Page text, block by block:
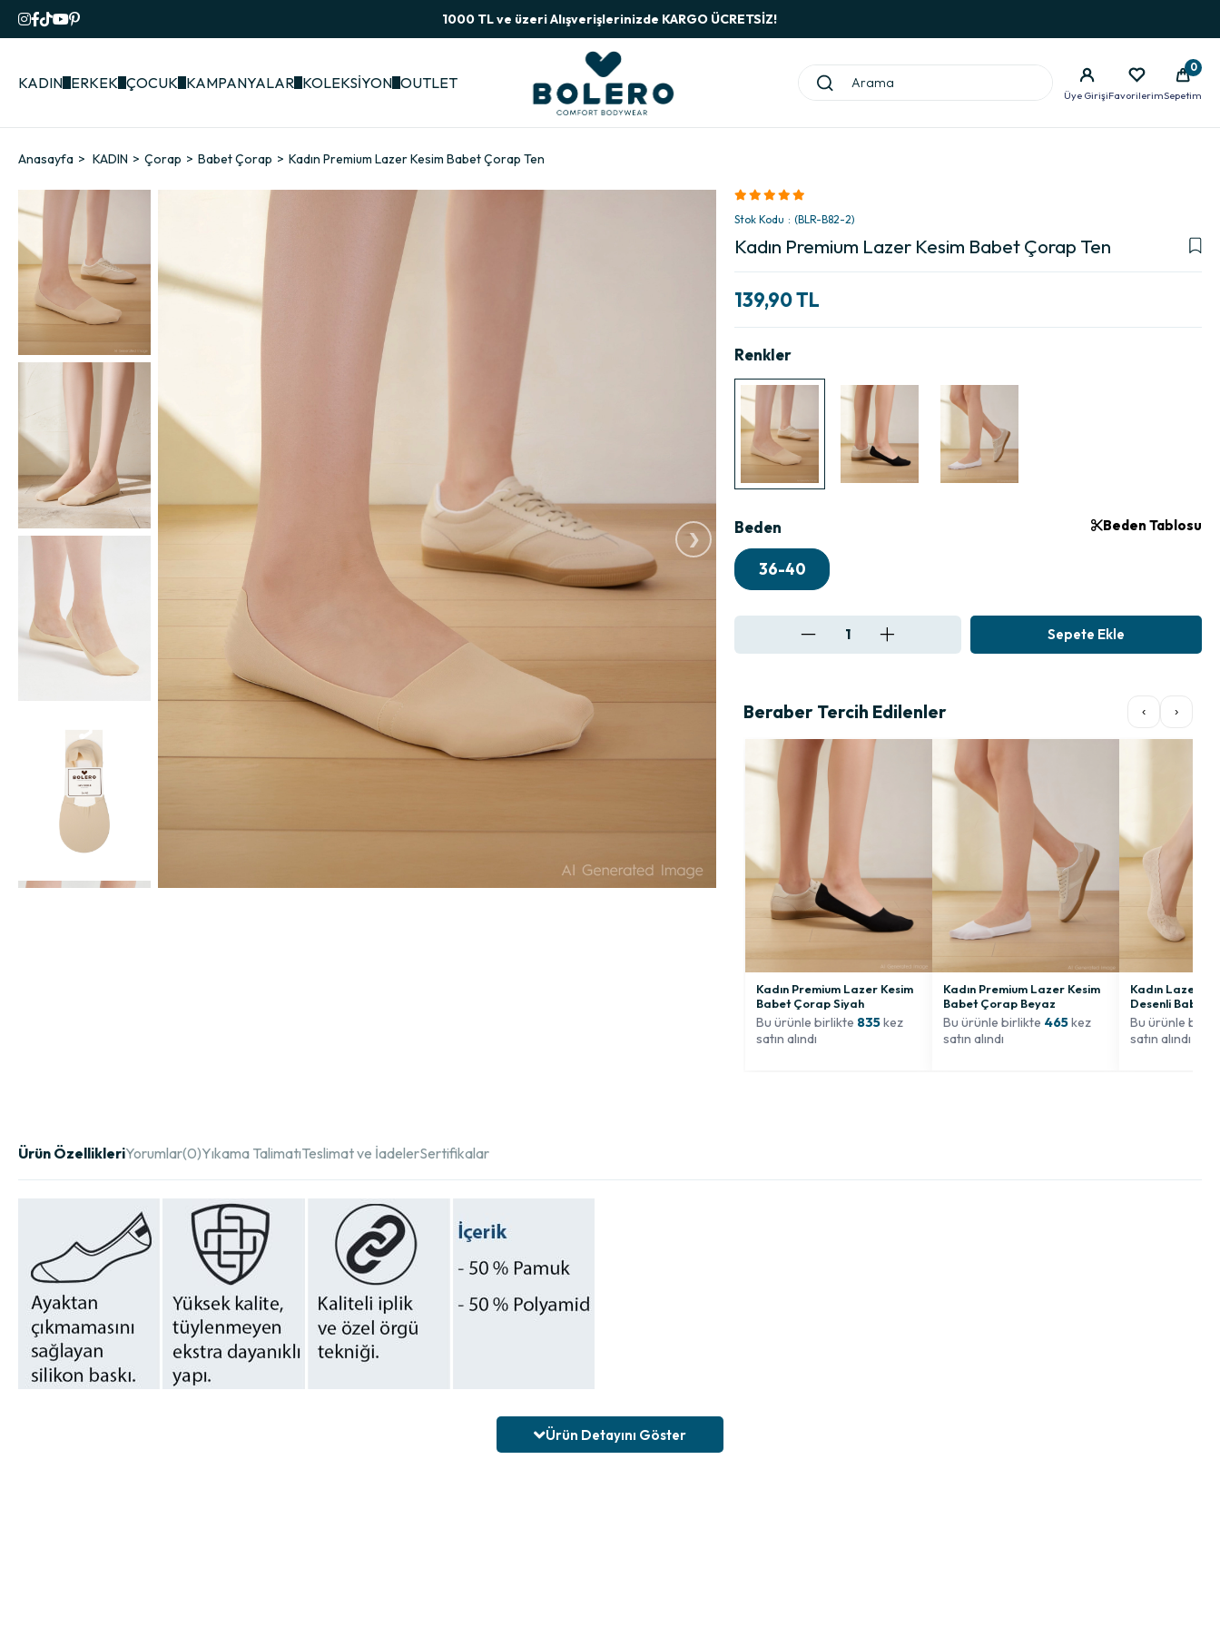
1000 TL ve üzeri Alışverişlerinizde KARGO ÜCRETSİZ!
KADIN ERKEK ÇOCUK KAMPANYALAR KOLEKSİYON OUTLET
Üye GirişiFavorilerimSepetim
0
Anasayfa KADIN Çorap Babet Çorap Kadın Premium Lazer Kesim Babet Çorap Ten
›
Stok Kodu (BLR-B82-2)
Kadın Premium Lazer Kesim Babet Çorap Ten
139,90 TL
Beden
36-40
Beden Tablosu
Beraber Tercih Edilenler ‹ ›
Kadın Premium Lazer Kesim
Babet Çorap Siyah
Bu ürünle birlikte 835kez
satın alındı
Kadın Premium Lazer Kesim
Babet Çorap Beyaz
Bu ürünle birlikte 465kez
satın alındı
Kadın Lazer
Desenli Babet
Bu ürünle
satın alındı
Ürün ÖzellikleriYorumlar(0)Yıkama TalimatıTeslimat ve İadelerSertifikalar
Bolero Kadın Premium Lazer Kesim Babet Çorap Ten Rengi, ayakkabı içinde daha doğal ve görünmez bir çorap deneyimi arayan kadınlar için tasarlanmış premium babet çorap modelidir. Ten rengi görünümü
Ürün Detayını Göster